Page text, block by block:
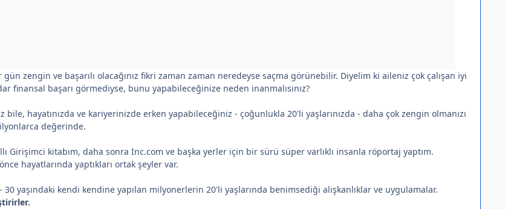
zengin ve başarılı olacağınız fikri zaman zaman neredeyse saçma görünebilir. Diyelim ki aileniz çok çalışan iyi
finansal başarı görmediyse, bunu yapabileceğinize neden inanmalısınız?
bile, hayatınızda ve kariyerinizde erken yapabileceğiniz - çoğunlukla 20'li yaşlarınızda - daha çok zengin olmanızı
değerinde.
Girişimci kitabım, daha sonra Inc.com ve başka yerler için bir sürü süper varlıklı insanla röportaj yaptım.
hayatlarında yaptıkları ortak şeyler var.
30 yaşındaki kendi kendine yapılan milyonerlerin 20'li yaşlarında benimsediği alışkanlıklar ve uygulamalar.